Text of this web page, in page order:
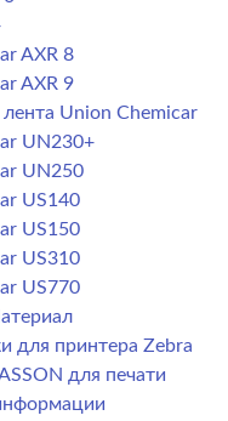
AXR 8
AXR 9
Union Chemicar
UN230+
UN250
US140
US150
US310
US770
для принтера Zebra
для печати